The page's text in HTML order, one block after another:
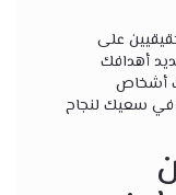
على
أهدافك
أشخاص
في سعيك لنجاح